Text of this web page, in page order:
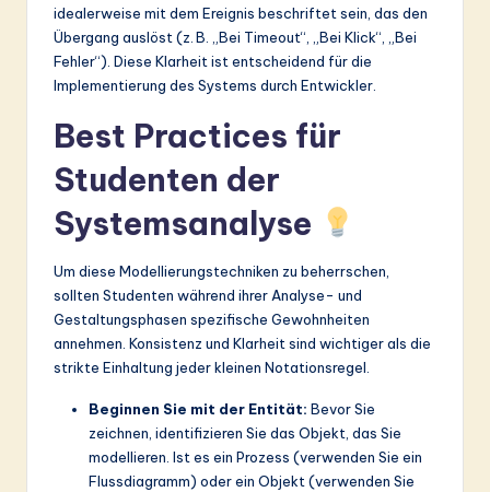
idealerweise mit dem Ereignis beschriftet sein, das den
Übergang auslöst (z. B. „Bei Timeout“, „Bei Klick“, „Bei
Fehler“). Diese Klarheit ist entscheidend für die
Implementierung des Systems durch Entwickler.
Best Practices für
Studenten der
Systemsanalyse
Um diese Modellierungstechniken zu beherrschen,
sollten Studenten während ihrer Analyse- und
Gestaltungsphasen spezifische Gewohnheiten
annehmen. Konsistenz und Klarheit sind wichtiger als die
strikte Einhaltung jeder kleinen Notationsregel.
Beginnen Sie mit der Entität: Bevor Sie
zeichnen, identifizieren Sie das Objekt, das Sie
modellieren. Ist es ein Prozess (verwenden Sie ein
Flussdiagramm) oder ein Objekt (verwenden Sie